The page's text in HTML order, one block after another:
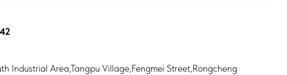
Industrial Area,Tangpu Village,Fengmei Street,Rongcheng